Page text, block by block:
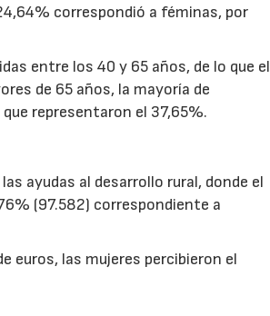
correspondió a féminas, por
entre los 40 y 65 años, de lo que el
de 65 años, la mayoría de
representaron el 37,65%.
ayudas al desarrollo rural, donde el
(97.582) correspondiente a
euros, las mujeres percibieron el